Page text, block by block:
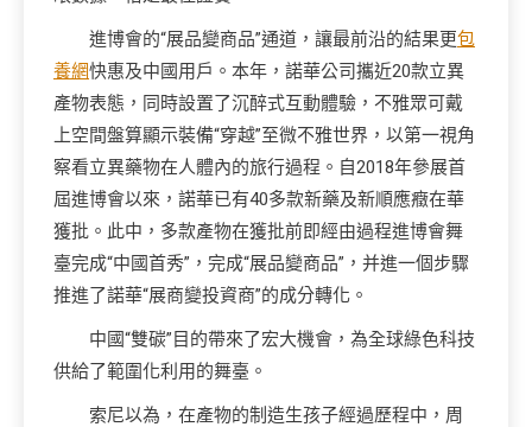
進博會的“展品變商品”通道，讓最前沿的結果更包
養網快惠及中國用戶。本年，諾華公司攜近20款立異
產物表態，同時設置了沉醉式互動體驗，不雅眾可戴
上空間盤算顯示裝備“穿越”至微不雅世界，以第一視角
察看立異藥物在人體內的旅行過程。自2018年參展首
屆進博會以來，諾華已有40多款新藥及新順應癥在華
獲批。此中，多款產物在獲批前即經由過程進博會舞
臺完成“中國首秀”，完成“展品變商品”，并進一個步驟
推進了諾華“展商變投資商”的成分轉化。
中國“雙碳”目的帶來了宏大機會，為全球綠色科技
供給了範圍化利用的舞臺。
索尼以為，在產物的制造生孩子經過歷程中，周